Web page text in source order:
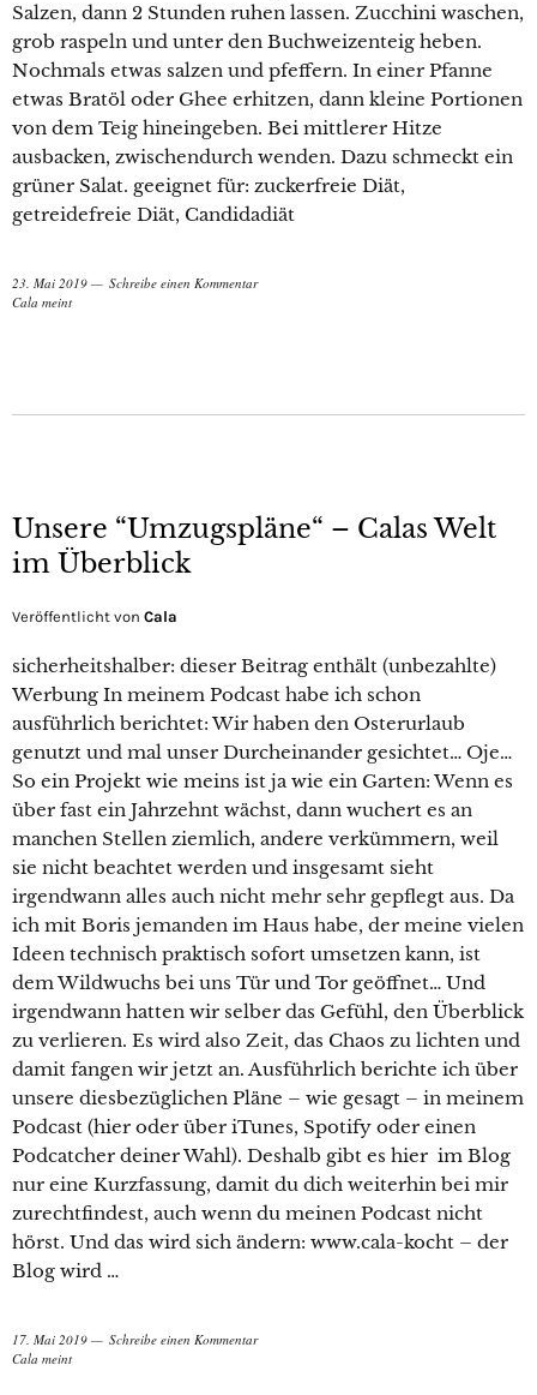
Salzen, dann 2 Stunden ruhen lassen. Zucchini waschen,
grob raspeln und unter den Buchweizenteig heben.
Nochmals etwas salzen und pfeffern. In einer Pfanne
etwas Bratöl oder Ghee erhitzen, dann kleine Portionen
von dem Teig hineingeben. Bei mittlerer Hitze
ausbacken, zwischendurch wenden. Dazu schmeckt ein
grüner Salat. geeignet für: zuckerfreie Diät,
getreidefreie Diät, Candidadiät
23. Mai 2019
Schreibe einen Kommentar
Cala meint
Unsere “Umzugspläne“ – Calas Welt
im Überblick
Veröffentlicht von Cala
sicherheitshalber: dieser Beitrag enthält (unbezahlte)
Werbung In meinem Podcast habe ich schon
ausführlich berichtet: Wir haben den Osterurlaub
genutzt und mal unser Durcheinander gesichtet… Oje…
So ein Projekt wie meins ist ja wie ein Garten: Wenn es
über fast ein Jahrzehnt wächst, dann wuchert es an
manchen Stellen ziemlich, andere verkümmern, weil
sie nicht beachtet werden und insgesamt sieht
irgendwann alles auch nicht mehr sehr gepflegt aus. Da
ich mit Boris jemanden im Haus habe, der meine vielen
Ideen technisch praktisch sofort umsetzen kann, ist
dem Wildwuchs bei uns Tür und Tor geöffnet… Und
irgendwann hatten wir selber das Gefühl, den Überblick
zu verlieren. Es wird also Zeit, das Chaos zu lichten und
damit fangen wir jetzt an. Ausführlich berichte ich über
unsere diesbezüglichen Pläne – wie gesagt – in meinem
Podcast (hier oder über iTunes, Spotify oder einen
Podcatcher deiner Wahl). Deshalb gibt es hier im Blog
nur eine Kurzfassung, damit du dich weiterhin bei mir
zurechtfindest, auch wenn du meinen Podcast nicht
hörst. Und das wird sich ändern: www.cala-kocht – der
Blog wird …
17. Mai 2019
Schreibe einen Kommentar
Cala meint